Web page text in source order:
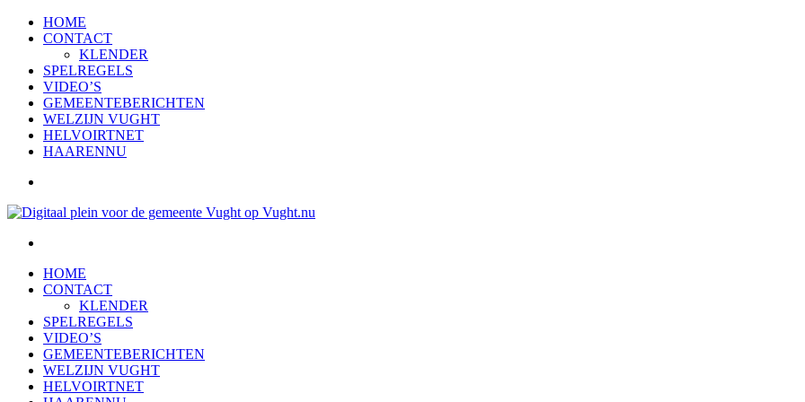
HOME
CONTACT
KLENDER
SPELREGELS
VIDEO’S
GEMEENTEBERICHTEN
WELZIJN VUGHT
HELVOIRTNET
HAARENNU
HOME
CONTACT
KLENDER
SPELREGELS
VIDEO’S
GEMEENTEBERICHTEN
WELZIJN VUGHT
HELVOIRTNET